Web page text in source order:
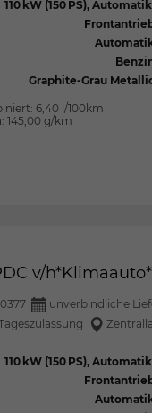
110 kW (150 PS),
Graphite-Grau
6,40 l/100km
145,00 g/km
v/
unverbindliche
110 kW (150 PS),